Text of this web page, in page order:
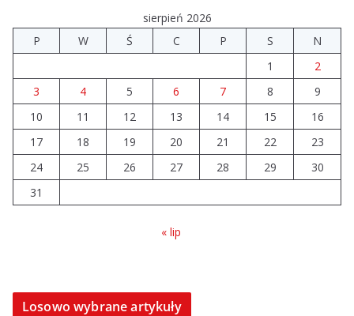
Prawie 20 tys. zł dla dyrektora szpitala. Podwyżka
mimo finansowych problemów
Brylant dla Turku? 255. miejsce
trudno uznać za sukces
07.08.2026
sierpień 2026
P
W Ś C P S
N
1
2
3
4 5 6 7 8
9
10
11 12 13 14 15
16
17
18 19 20 21 22
23
24
25 26 27 28 29
30
31
« lip
Losowo wybrane artykuły